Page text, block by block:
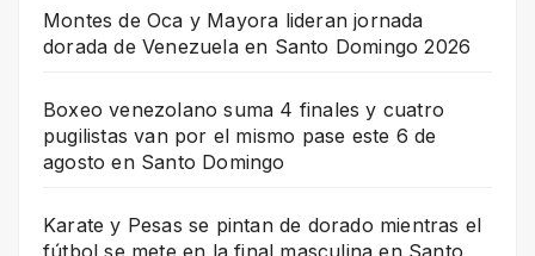
Montes de Oca y Mayora lideran jornada
dorada de Venezuela en Santo Domingo 2026
Boxeo venezolano suma 4 finales y cuatro
pugilistas van por el mismo pase este 6 de
agosto en Santo Domingo
Karate y Pesas se pintan de dorado mientras el